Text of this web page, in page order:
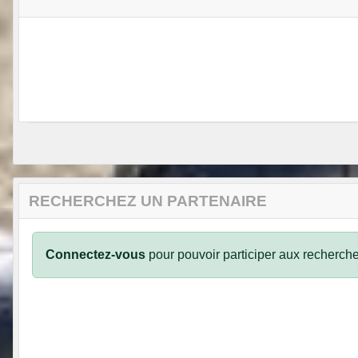
RECHERCHEZ UN PARTENAIRE
Connectez-vous pour pouvoir participer aux